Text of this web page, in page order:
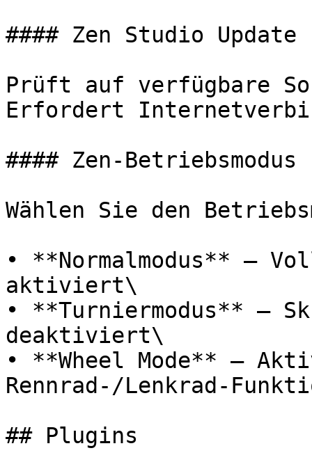
#### Zen Studio Update
Prüft auf verfügbare
Erfordert
#### Zen-Betriebsmodus
Wählen Sie den
• **Normalmodus** –
aktiviert\
• **Turniermodus** –
deaktiviert\
• **Wheel Mode** –
Rennrad-/Lenkrad-
## Plugins